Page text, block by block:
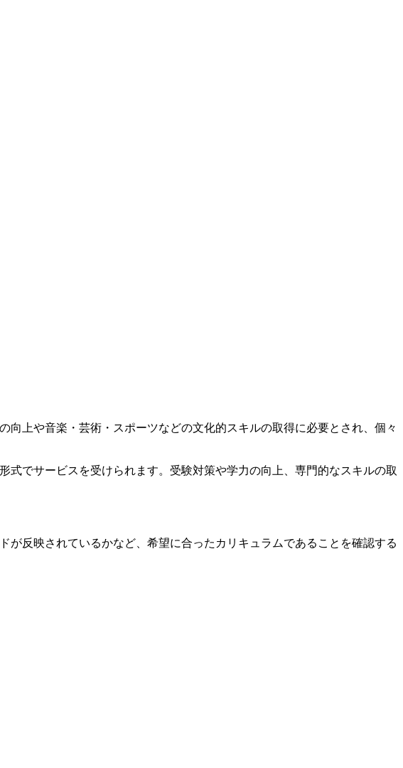
上や音楽・芸術・スポーツなどの文化的スキルの取得に必要とされ、個々
でサービスを受けられます。受験対策や学力の向上、専門的なスキルの取
反映されているかなど、希望に合ったカリキュラムであることを確認する